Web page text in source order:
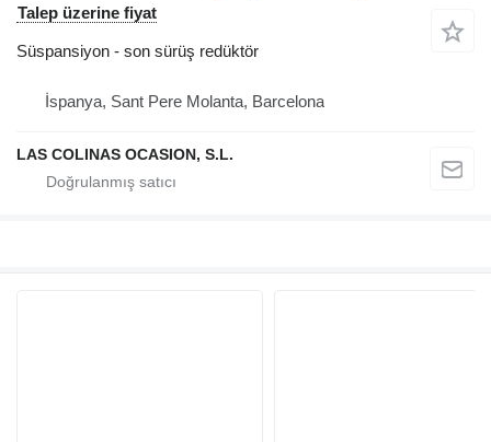
Talep üzerine fiyat
Süspansiyon - son sürüş redüktör
İspanya, Sant Pere Molanta, Barcelona
LAS COLINAS OCASION, S.L.